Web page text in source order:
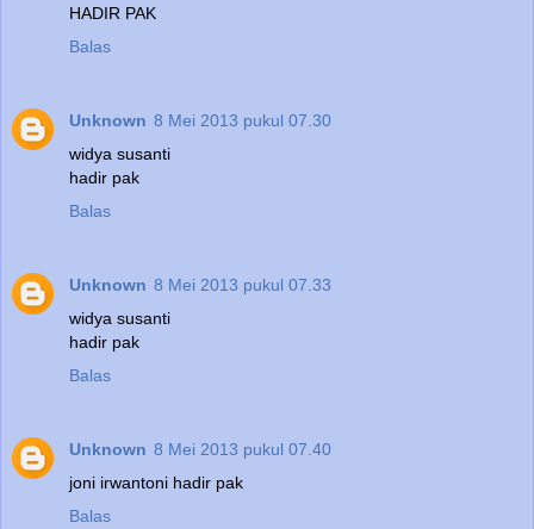
HADIR PAK
Balas
Unknown 8 Mei 2013 pukul 07.30
widya susanti
hadir pak
Balas
Unknown 8 Mei 2013 pukul 07.33
widya susanti
hadir pak
Balas
Unknown 8 Mei 2013 pukul 07.40
joni irwantoni hadir pak
Balas